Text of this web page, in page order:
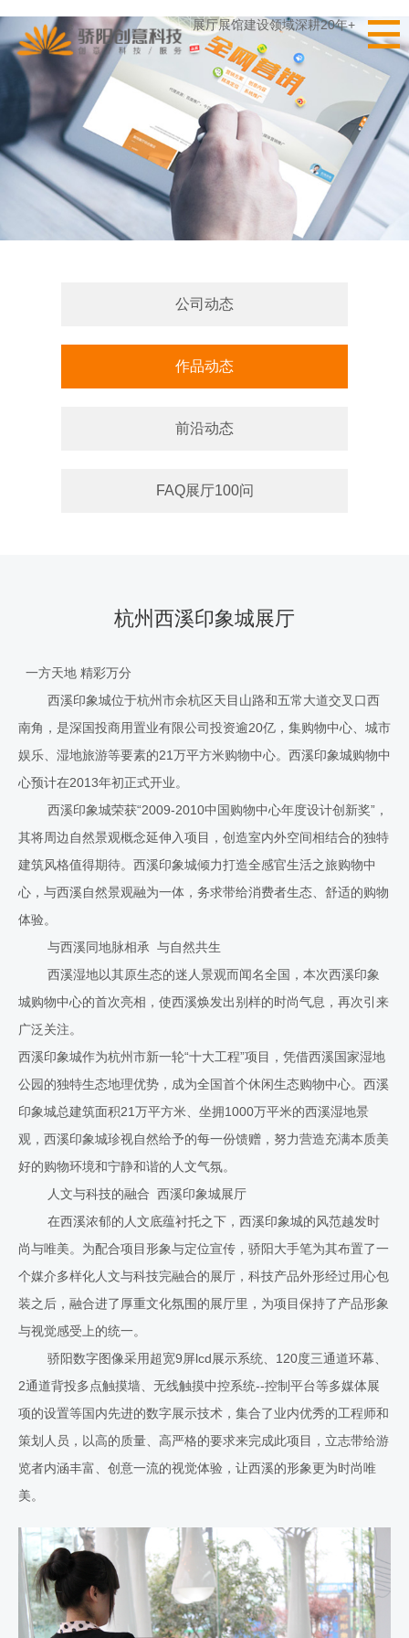
展厅展馆建设领域深耕20年+
公司动态
作品动态
前沿动态
FAQ展厅100问
杭州西溪印象城展厅
一方天地 精彩万分
西溪印象城位于杭州市余杭区天目山路和五常大道交叉口西
南角，是深国投商用置业有限公司投资逾20亿，集购物中心、城市
娱乐、湿地旅游等要素的21万平方米购物中心。西溪印象城购物中
心预计在2013年初正式开业。
西溪印象城荣获“2009-2010中国购物中心年度设计创新奖”，
其将周边自然景观概念延伸入项目，创造室内外空间相结合的独特
建筑风格值得期待。西溪印象城倾力打造全感官生活之旅购物中
心，与西溪自然景观融为一体，务求带给消费者生态、舒适的购物
体验。
与西溪同地脉相承 与自然共生
西溪湿地以其原生态的迷人景观而闻名全国，本次西溪印象
城购物中心的首次亮相，使西溪焕发出别样的时尚气息，再次引来
广泛关注。
西溪印象城作为杭州市新一轮“十大工程”项目，凭借西溪国家湿地
公园的独特生态地理优势，成为全国首个休闲生态购物中心。西溪
印象城总建筑面积21万平方米、坐拥1000万平米的西溪湿地景
观，西溪印象城珍视自然给予的每一份馈赠，努力营造充满本质美
好的购物环境和宁静和谐的人文气氛。
人文与科技的融合 西溪印象城展厅
在西溪浓郁的人文底蕴衬托之下，西溪印象城的风范越发时
尚与唯美。为配合项目形象与定位宣传，骄阳大手笔为其布置了一
个媒介多样化人文与科技完融合的展厅，科技产品外形经过用心包
装之后，融合进了厚重文化氛围的展厅里，为项目保持了产品形象
与视觉感受上的统一。
骄阳数字图像采用超宽9屏lcd展示系统、120度三通道环幕、
2通道背投多点触摸墙、无线触摸中控系统--控制平台等多媒体展
项的设置等国内先进的数字展示技术，集合了业内优秀的工程师和
策划人员，以高的质量、高严格的要求来完成此项目，立志带给游
览者内涵丰富、创意一流的视觉体验，让西溪的形象更为时尚唯
美。